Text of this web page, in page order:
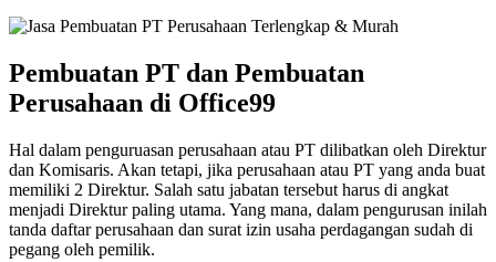
Pembuatan PT dan Pembuatan
Perusahaan di Office99
Hal dalam penguruasan perusahaan atau PT dilibatkan oleh Direktur
dan Komisaris. Akan tetapi, jika perusahaan atau PT yang anda buat
memiliki 2 Direktur. Salah satu jabatan tersebut harus di angkat
menjadi Direktur paling utama. Yang mana, dalam pengurusan inilah
tanda daftar perusahaan dan surat izin usaha perdagangan sudah di
pegang oleh pemilik.